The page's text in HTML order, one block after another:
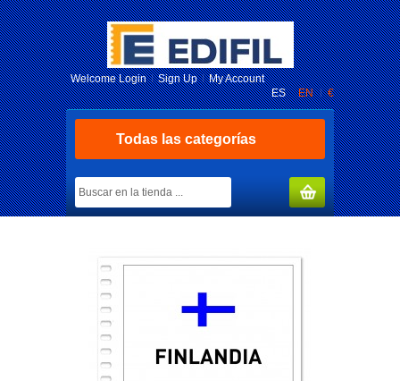
€
ES EN
WelcomeLogin Sign Up My Account
Todas las categorías
MY CART(0)